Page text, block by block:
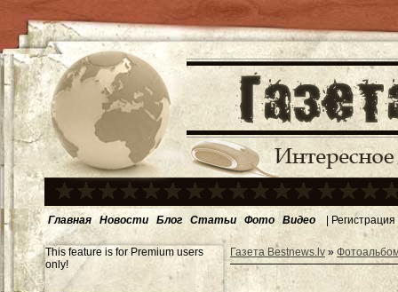
Главная Новости Блог Статьи Фото Видео | Регистрация
This feature is for Premium users
only!
Газета Bestnews.lv»